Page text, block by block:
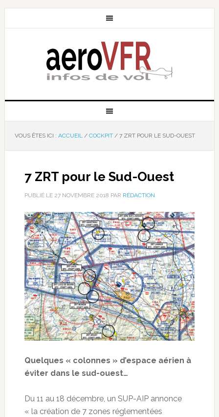
VOUS ÊTES ICI : ACCUEIL / COCKPIT /7 ZRT POUR LE SUD-OUEST
7 ZRT pour le Sud-Ouest
PUBLIÉ LE 27 NOVEMBRE 2018 PAR RÉDACTION
Quelques « colonnes » d’espace aérien à
éviter dans le sud-ouest…
Du 11 au 18 décembre, un SUP-AIP annonce
« la création de 7 zones réglementées